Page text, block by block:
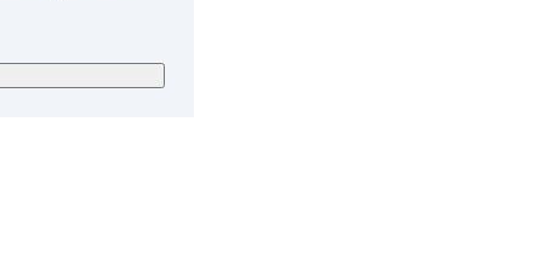
Koninklijke